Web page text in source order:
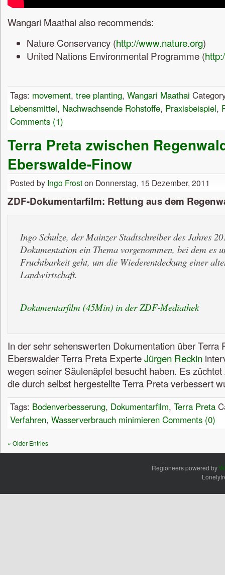
Wangari Maathai also recommends:
Nature Conservancy (http://www.nature.org)
United Nations Environmental Programme (
Tags: movement, tree planting, Wangari Maathai
Lebensmittel, Nachwachsende Rohstoffe, Praxisbeispiel,
Comments (1)
Terra Preta zwischen
Eberswalde-Finow
Posted by Ingo Froston Donnerstag, 15 Dezember, 2011
ZDF-Dokumentarfilm: Rettung aus dem
Ingo Schulze, der Mainzer Stadtschreiber des Jahres
Dokumentation ein Thema vorgenommen, bei dem es
Fruchtbarkeit geht, um die Wiederentdeckung einer
Landwirtschaft.
Dokumentarfilm (45Min) in der ZDF-Mediathek
In der sehr sehenswerten Dokumentation über Terra
Eberswalder Terra Preta ExperteJürgen Reckin
wegen seiner Säulenäpfel besucht haben. Es
die durch selbst hergestellte Terra Preta verbessert
Tags: Bodenverbesserung, Dokumentarfilm, Terra Preta
Verfahren, Wasserverbrauch minimieren Comments (0)
« Older Entries
Regioneers powered by